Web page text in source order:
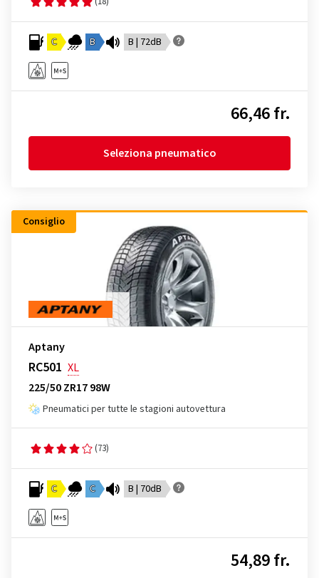
C B B | 72dB
66,46 fr.
Seleziona pneumatico
Consiglio
Aptany
RC501 XL
225/50 ZR17 98W
Pneumatici per tutte le stagioni autovettura
(73)
C C B | 70dB
54,89 fr.